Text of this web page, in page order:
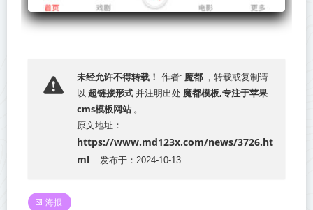
未经允许不得转载！ 作者: 魔都 ，转载或复制请
以 超链接形式 并注明出处 魔都模板,专注于苹果
cms模板网站 。
原文地址：
https://www.md123x.com/news/3726.ht
ml
发布于：2024-10-13
海报